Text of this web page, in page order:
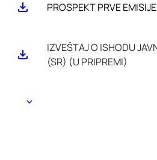
PROSPEKT PRVE
IZVEŠTAJ O ISHODU
(SR) (U PRIPREMI)